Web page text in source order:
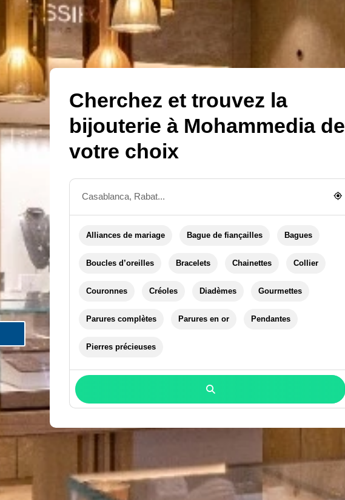
Cherchez et trouvez la
bijouterie à Mohammedia de
votre choix
Alliances de mariage Bague de fiançailles Bagues
Boucles d’oreilles Bracelets Chainettes Collier
Couronnes Créoles Diadèmes Gourmettes
Parures complètes Parures en or Pendantes
Pierres précieuses